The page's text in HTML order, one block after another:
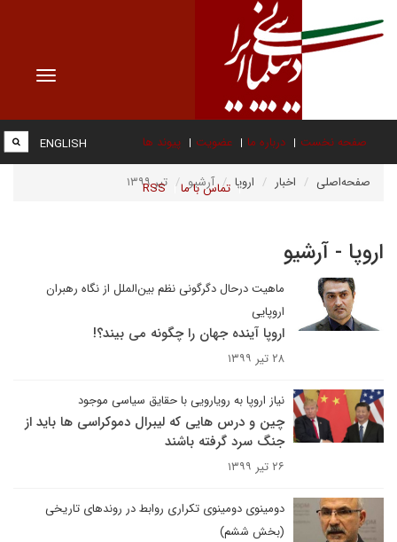
Toggle
صفحه نخست درباره ما عضویت پیوند ها
تماس با ما RSS
ENGLISH
صفحه‌اصلی اخبار اروپا آرشیو تیر ۱۳۹۹
اروپا - آرشیو
ماهیت درحال دگرگونی نظم بین‌الملل از نگاه رهبران
اروپایی
اروپا آینده جهان را چگونه می بیند؟!
۲۸ تیر ۱۳۹۹
نیاز اروپا به رویارویی با حقایق سیاسی موجود
چین و درس هایی که لیبرال دموکراسی ها باید از
جنگ سرد گرفته باشند
۲۶ تیر ۱۳۹۹
دومینوی دومینوی تکراری روابط در روندهای تاریخی
(بخش ششم)